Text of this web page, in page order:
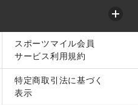
スポーツマイル会員
サービス利用規約
特定商取引法に基づく
表示